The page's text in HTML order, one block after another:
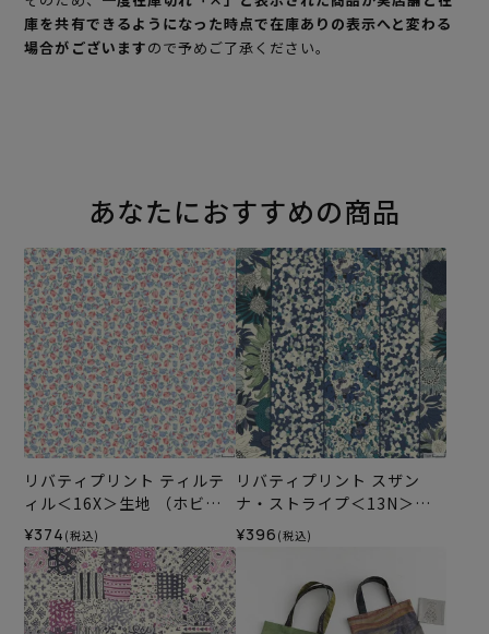
庫を共有できるようになった時点で在庫ありの表示へと変わる
場合がございますので予めご了承ください。
あなたにおすすめの商品
リバティプリント ティルテ
ィル＜16X＞生地 （ホビー
ラホビーレオリジナル）202
6SS
¥374 (税込)
リバティプリント スザン
ナ・ストライプ＜13N＞生
地 （ホビーラホビーレオリ
ジナル）2026SS
¥396 (税込)